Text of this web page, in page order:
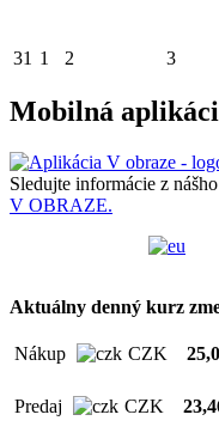
31 1 2 3
Mobilná
Sledujte informácie z
V OBRAZE.
Aktuálny denný kurz
Nákup CZK
Predaj CZK